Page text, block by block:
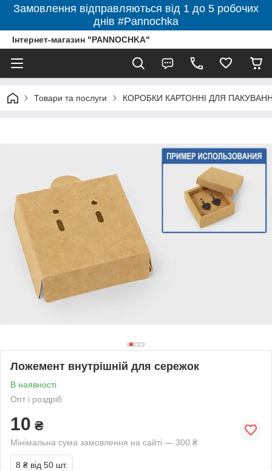
Замовлення відправляються від 1 до 5 робочих
днів #Pannochka
Інтернет-магазин "PANNOCHKA"
Товари та послуги КОРОБКИ КАРТОННІ ДЛЯ ПАКУВАННЯ
Ложемент внутрішній для сережок
В наявності
Опт і роздріб
10 ₴
Мінімальна сума замовлення на сайті — 300 ₴
8 ₴ від 50 шт.